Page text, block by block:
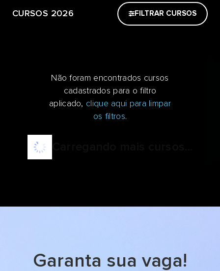
CURSOS 2026 FILTRAR CURSOS
Não foram encontrados cursos
cadastrados para o filtro
aplicado, clique aqui para limpar
os filtros.
Garanta sua vaga!